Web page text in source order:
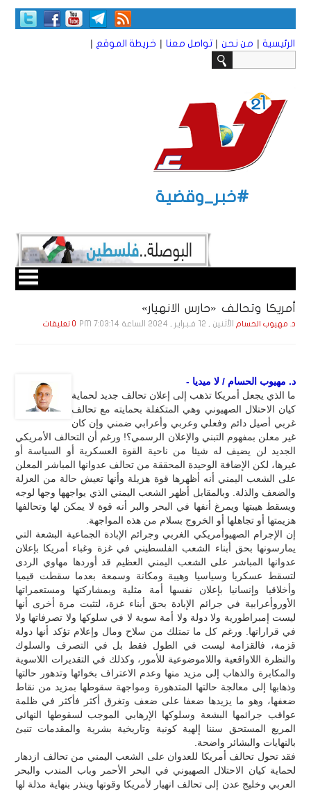
الرئيسية | من نحن | تواصل معنا | خريطة الموقع |
#خبر_وقضية
أمريكا وتحالف «حارس الانهيار»
د. مهيوب الحسام الأثنين , 12 فـبـرايـر , 2024 الساعة 7:03:14 PM 0 تعليقات
د. مهيوب الحسام / لا ميديا -
ما الذي يجعل أمريكا تذهب إلى إعلان تحالف جديد لحماية
كيان الاحتلال الصهيوني وهي المتكفلة بحمايته مع تحالف
غربي أصيل دائم وفعلي وعربي وأعرابي ضمني وإن كان
غير معلن بمفهوم التبني والإعلان الرسمي؟! ورغم أن التحالف الأمريكي
الجديد لن يضيف له شيئا من ناحية القوة العسكرية أو السياسة أو
غيرها، لكن الإضافة الوحيدة المحققة من تحالف عدوانها المباشر المعلن
على الشعب اليمني أنه أظهرها قوة هزيلة وأنها تعيش حالة من العزلة
والضعف والذلة. وبالمقابل أظهر الشعب اليمني الذي يواجهها وجها لوجه
ويسقط هيبتها ويمرغ أنفها في البحر والبر أنه قوة لا يمكن لها وتحالفها
هزيمتها أو تجاهلها أو الخروج بسلام من هذه المواجهة.
إن الإجرام الصهيوأمريكي الغربي وجرائم الإبادة الجماعية البشعة التي
يمارسونها بحق أبناء الشعب الفلسطيني في غزة وغباء أمريكا بإعلان
عدوانها المباشر على الشعب اليمني العظيم قد أوردها مهاوي الردى
لتسقط عسكريا وسياسيا وهيبة ومكانة وسمعة بعدما سقطت قيميا
وأخلاقيا وإنسانيا بإعلان نفسها أمة مثلية وبمشاركتها ومستعمراتها
الأوروأعرابية في جرائم الإبادة بحق أبناء غزة، لتثبت مرة أخرى أنها
ليست إمبراطورية ولا دولة ولا أمة سوية لا في سلوكها ولا تصرفاتها ولا
في قراراتها. ورغم كل ما تمتلك من سلاح ومال وإعلام تؤكد أنها دولة
قزمة، فالقزامة ليست في الطول فقط بل في التصرف والسلوك
والنظرة اللاواقعية واللاموضوعية للأمور، وكذلك في التقديرات اللاسوية
والمكابرة والذهاب إلى مزيد منها وعدم الاعتراف بخوائها وتدهور حالتها
وذهابها إلى معالجة حالتها المتدهورة ومواجهة سقوطها بمزيد من نقاط
ضعفها، وهو ما يزيدها ضعفا على ضعف وتغرق أكثر فأكثر في ظلمة
عواقب جرائمها البشعة وسلوكها الإرهابي الموجب لسقوطها النهائي
المريع المستحق سننا إلهية كونية وتاريخية بشرية والمقدمات تنبئ
بالنهايات والبشائر واضحة.
فقد تحول تحالف أمريكا للعدوان على الشعب اليمني من تحالف ازدهار
لحماية كيان الاحتلال الصهيوني في البحر الأحمر وباب المندب والبحر
العربي وخليج عدن إلى تحالف انهيار لأمريكا وقوتها وينذر بنهاية مذلة لها